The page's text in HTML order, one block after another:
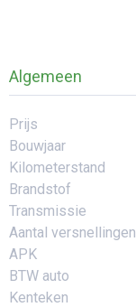
Algemeen
Prijs
Bouwjaar
Kilometerstand
Brandstof
Transmissie
Aantal versnellingen
APK
BTW auto
Kenteken